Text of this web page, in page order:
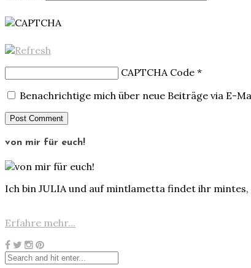
CAPTCHA Code *
Benachrichtige mich über neue Beiträge via E-
von mir für euch!
Ich bin JULIA und auf mintlametta findet ihr
Erfahre mehr...